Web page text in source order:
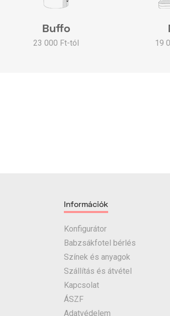
Buffo
23 000 Ft-tól 19
Információk
Konfigurátor
Babzsákfotel bérlés
Színek és anyagok
Szállítás és átvétel
Kapcsolat
ÁSZF
Adatvédelem